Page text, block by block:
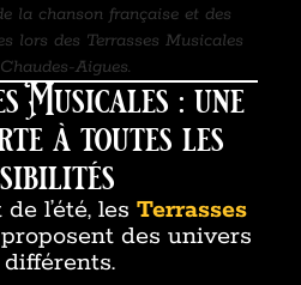
la chanson française et des
lors des Terrasses Musicales
Aigues.
Musicales : une
à toutes les
l’été, les Terrasses
proposent des univers